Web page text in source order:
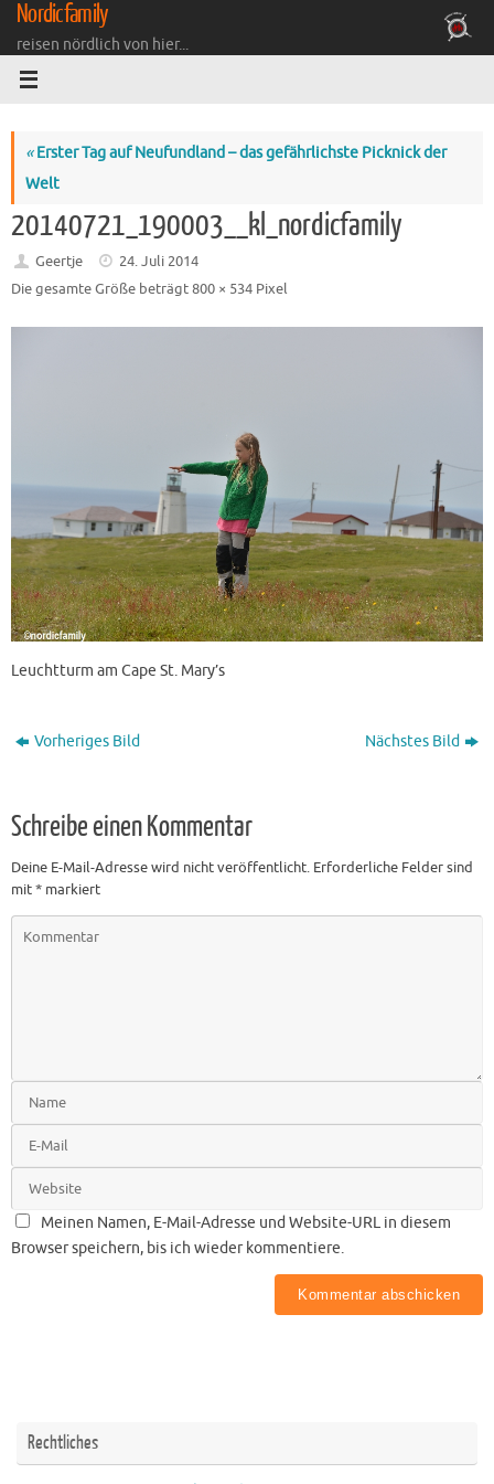
Zum
Inhalt
springen
Nordicfamily
reisen nördlich von hier...
«Erster Tag auf Neufundland – das gefährlichste Picknick der
Welt
20140721_190003__kl_nordicfamily
Geertje
24. Juli 2014
Die gesamte Größe beträgt800 × 534 Pixel
Leuchtturm am Cape St. Mary’s
Vorheriges Bild Nächstes Bild
Schreibe einen Kommentar
Deine E-Mail-Adresse wird nicht veröffentlicht. Erforderliche Felder sind
mit* markiert
Meinen Namen, E-Mail-Adresse und Website-URL in diesem
Browser speichern, bis ich wieder kommentiere.
Rechtliches